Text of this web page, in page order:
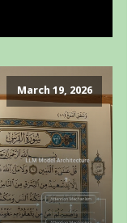
March 19, 2026